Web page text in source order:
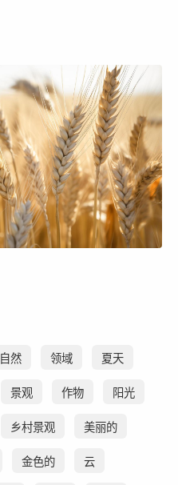
自然 领域 夏天
景观 作物 阳光
乡村景观 美丽的
金色的 云